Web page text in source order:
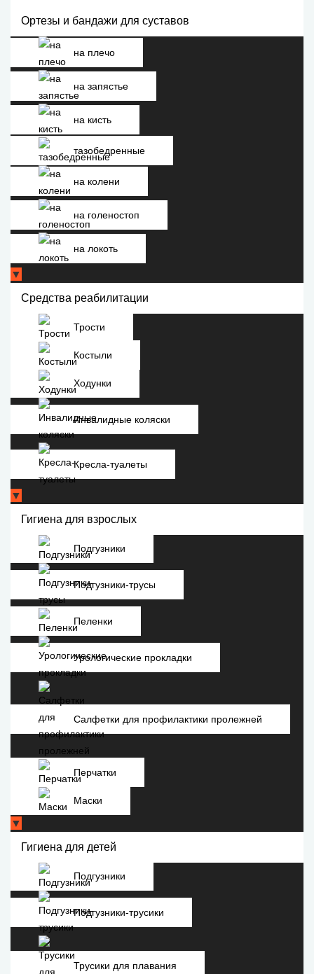
Ортезы и бандажи для суставов
на плечо
на запястье
на кисть
тазобедренные
на колени
на голеностоп
на локоть
▼
Средства реабилитации
Трости
Костыли
Ходунки
Инвалидные коляски
Кресла-туалеты
▼
Гигиена для взрослых
Подгузники
Подгузники-трусы
Пеленки
Урологические прокладки
Салфетки для профилактики пролежней
Перчатки
Маски
▼
Гигиена для детей
Подгузники
Подгузники-трусики
Трусики для плавания